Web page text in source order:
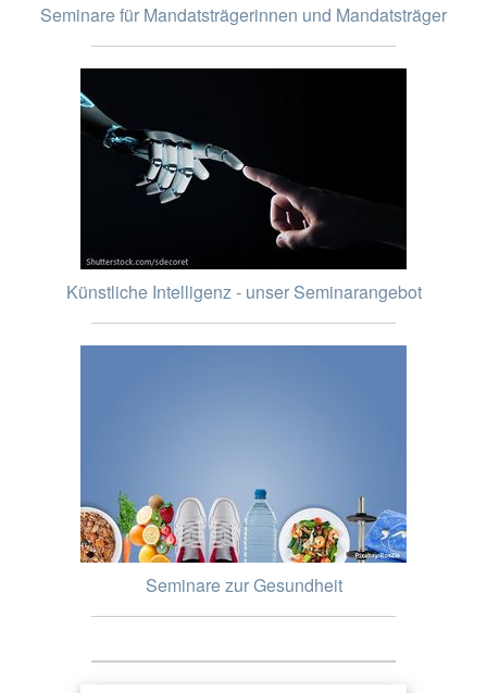
Seminare für Mandatsträgerinnen und Mandatsträger
Künstliche Intelligenz - unser Seminarangebot
Seminare zur Gesundheit